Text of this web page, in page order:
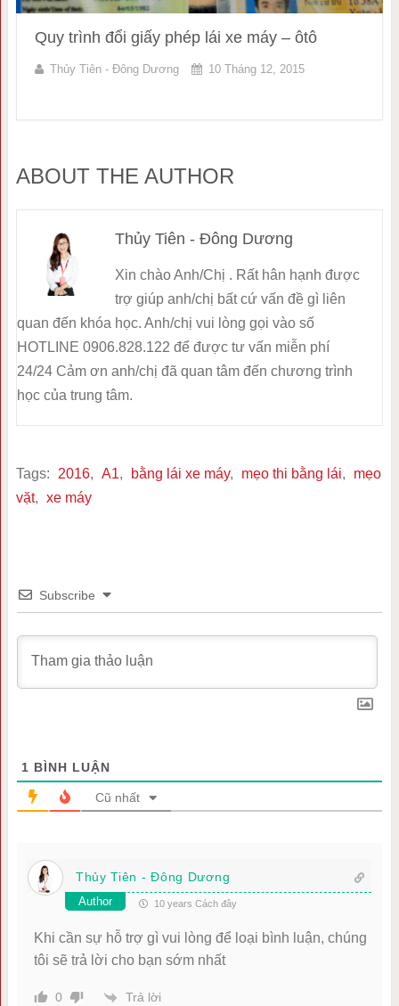
Quy trình đổi giấy phép lái xe máy – ôtô
Thủy Tiên - Đông Dương 10 Tháng 12, 2015
ABOUT THE AUTHOR
Thủy Tiên - Đông Dương
Xin chào Anh/Chị . Rất hân hạnh được
trợ giúp anh/chị bất cứ vấn đề gì liên
quan đến khóa học. Anh/chị vui lòng gọi vào số
HOTLINE 0906.828.122 để được tư vấn miễn phí
24/24 Cảm ơn anh/chị đã quan tâm đến chương trình
học của trung tâm.
Tags: 2016, A1, bằng lái xe máy, mẹo thi bằng lái,
mẹo
vặt, xe máy
Subscribe
1 BÌNH LUẬN
Cũ nhất
Thủy Tiên - Đông Dương
Author 10 years Cách đây
Khi cần sự hỗ trợ gì vui lòng để loại bình luận, chúng
tôi sẽ trả lời cho bạn sớm nhất
0 Trả lời